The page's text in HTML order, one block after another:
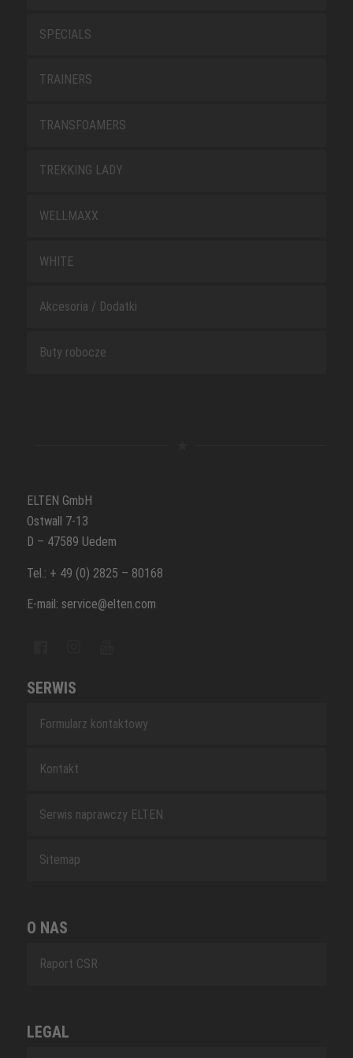
SPECIALS
TRAINERS
TRANSFOAMERS
TREKKING LADY
WELLMAXX
WHITE
Akcesoria / Dodatki
Buty robocze
ELTEN GmbH
Ostwall 7-13
D – 47589 Uedem
Tel.: + 49 (0) 2825 – 80168
E-mail: service@elten.com
SERWIS
Formularz kontaktowy
Kontakt
Serwis naprawczy ELTEN
Sitemap
O NAS
Raport CSR
LEGAL